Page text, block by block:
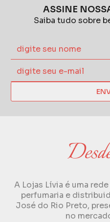
ASSINE
Saiba tudo sobre
A Lojas Lívia é uma
perfumaria e
José do Rio Preto,
no